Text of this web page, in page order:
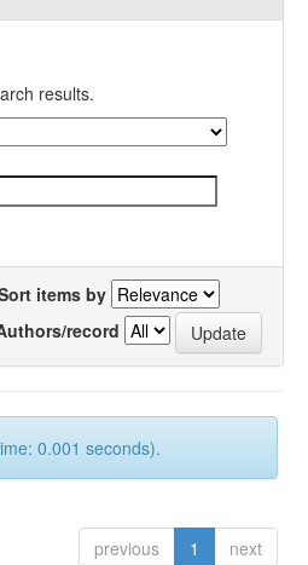
results.
items by
record
0.001 seconds).
previous 1 next